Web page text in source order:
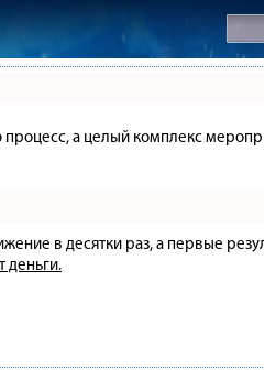
процесс, а целый комплекс
в десятки раз, а первые
деньги.